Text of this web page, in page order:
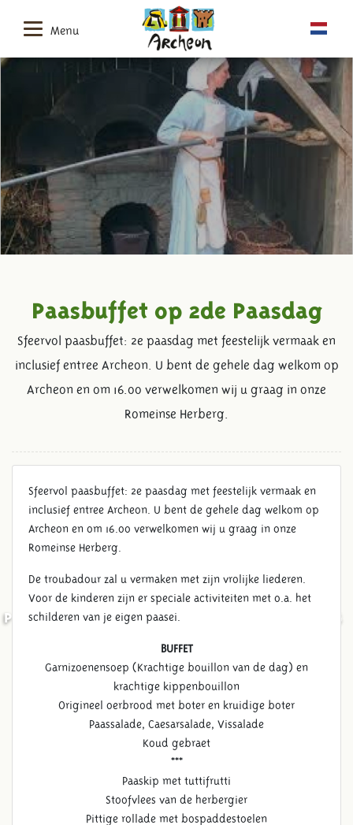
Menu
PAASBUFFET OP 2DE PAASDAG
Paasbuffet op 2de Paasdag
Sfeervol paasbuffet: 2e paasdag met feestelijk vermaak en
inclusief entree Archeon. U bent de gehele dag welkom op
Archeon en om 16.00 verwelkomen wij u graag in onze
Romeinse Herberg.
Sfeervol paasbuffet: 2e paasdag met feestelijk vermaak en
inclusief entree Archeon. U bent de gehele dag welkom op
Archeon en om 16.00 verwelkomen wij u graag in onze
Romeinse Herberg.
De troubadour zal u vermaken met zijn vrolijke liederen.
Voor de kinderen zijn er speciale activiteiten met o.a. het
schilderen van je eigen paasei.
BUFFET
Garnizoenensoep (Krachtige bouillon van de dag) en
krachtige kippenbouillon
Origineel oerbrood met boter en kruidige boter
Paassalade, Caesarsalade, Vissalade
Koud gebraet
***
Paaskip met tuttifrutti
Stoofvlees van de herbergier
Pittige rollade met bospaddestoelen